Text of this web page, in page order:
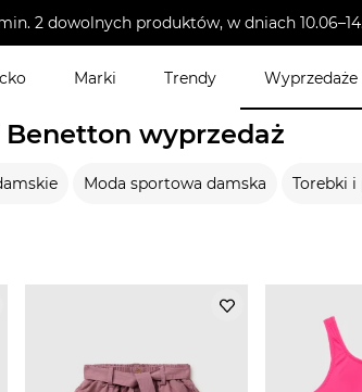
2 dowolnych produktów, w dniach
Marki Trendy Wyprzedaże
Benetton wyprzedaż
Moda sportowa damska Torebki i